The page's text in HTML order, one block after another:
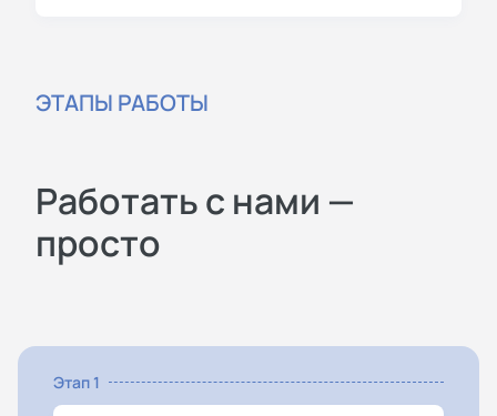
ЭТАПЫ РАБОТЫ
Работать с нами —
просто
Этап 1